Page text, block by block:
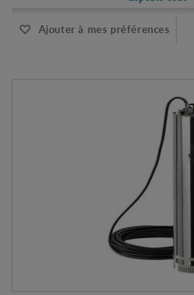
Ajouter à mes préférences